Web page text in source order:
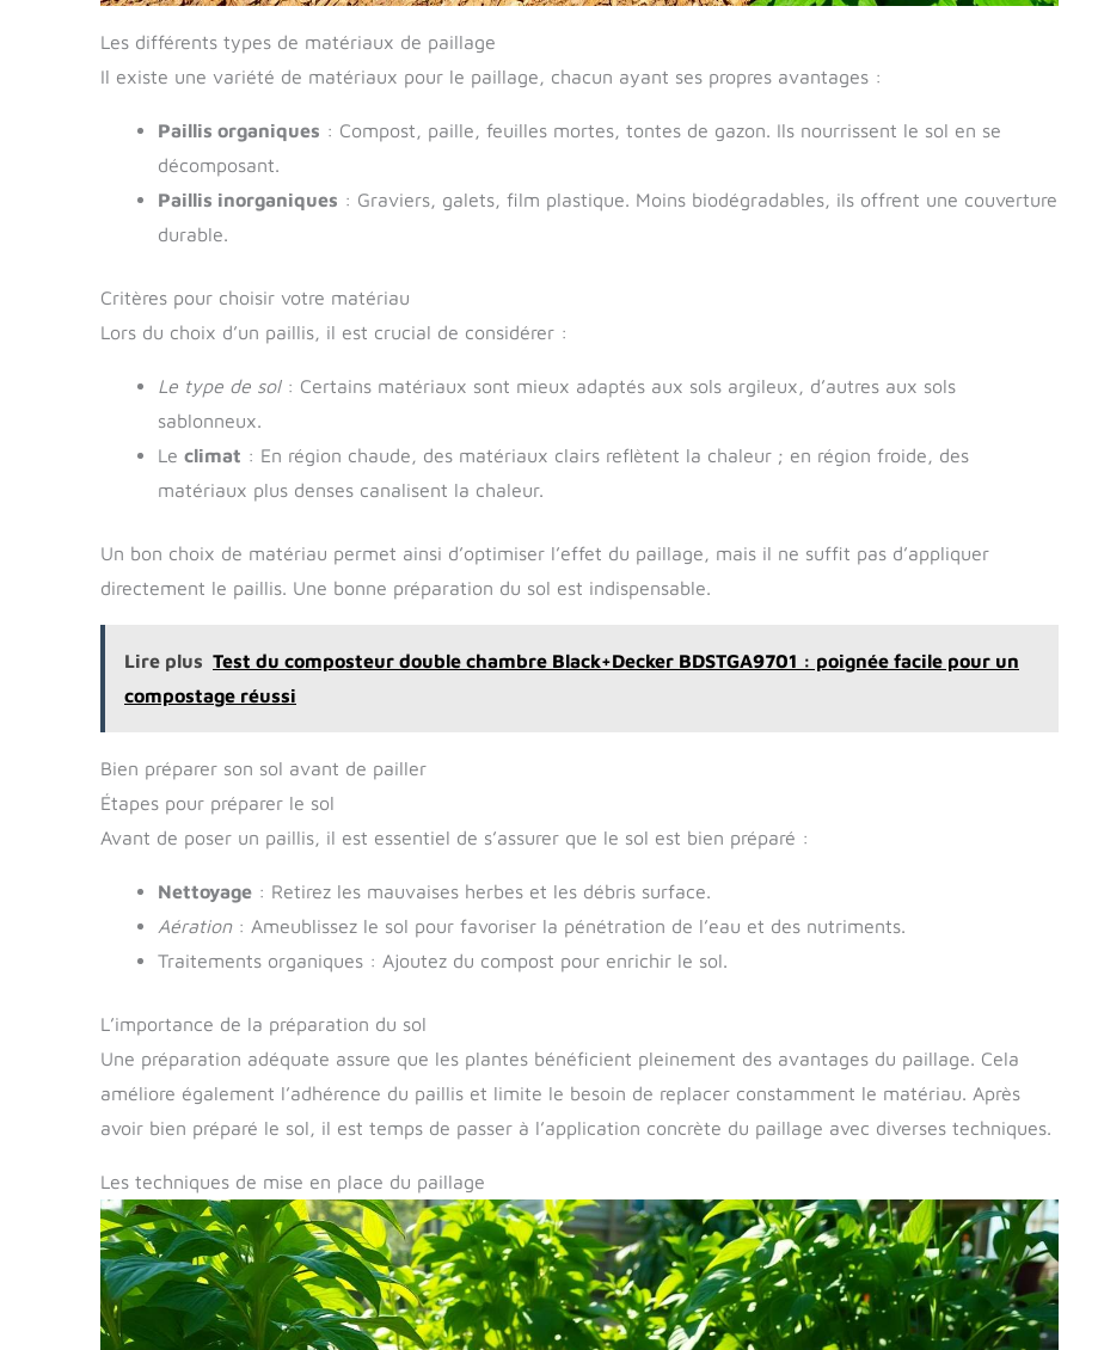
Les différents types de matériaux de paillage
Il existe une variété de matériaux pour le paillage, chacun ayant ses propres avantages :
Paillis organiques : Compost, paille, feuilles mortes, tontes de gazon. Ils nourrissent le sol en se
décomposant.
Paillis inorganiques : Graviers, galets, film plastique. Moins biodégradables, ils offrent une couverture
durable.
Critères pour choisir votre matériau
Lors du choix d’un paillis, il est crucial de considérer :
Le type de sol: Certains matériaux sont mieux adaptés aux sols argileux, d’autres aux sols
sablonneux.
Le climat : En région chaude, des matériaux clairs reflètent la chaleur ; en région froide, des
matériaux plus denses canalisent la chaleur.
Un bon choix de matériau permet ainsi d’optimiser l’effet du paillage, mais il ne suffit pas d’appliquer
directement le paillis. Une bonne préparation du sol est indispensable.
Lire plus Test du composteur double chambre Black+Decker BDSTGA9701 : poignée facile pour un
compostage réussi
Bien préparer son sol avant de pailler
Étapes pour préparer le sol
Avant de poser un paillis, il est essentiel de s’assurer que le sol est bien préparé :
Nettoyage : Retirez les mauvaises herbes et les débris surface.
Aération: Ameublissez le sol pour favoriser la pénétration de l’eau et des nutriments.
Traitements organiques : Ajoutez du compost pour enrichir le sol.
L’importance de la préparation du sol
Une préparation adéquate assure que les plantes bénéficient pleinement des avantages du paillage. Cela
améliore également l’adhérence du paillis et limite le besoin de replacer constamment le matériau. Après
avoir bien préparé le sol, il est temps de passer à l’application concrète du paillage avec diverses techniques.
Les techniques de mise en place du paillage